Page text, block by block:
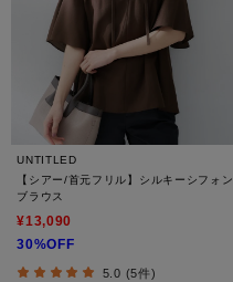
UNTITLED
【シアー/首元フリル】シルキーシフォン
ブラウス
¥13,090
30%OFF
5.0 (5件)